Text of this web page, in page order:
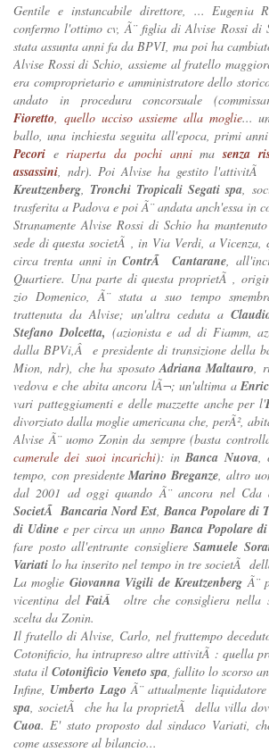
Gentile e instancabile direttore, ... Eugenia
confermo l'ottimo cv, Ã¨ figlia di Alvise Rossi
stata assunta anni fa da BPVI, ma poi ha
Alvise Rossi di Schio, assieme al fratello
era comproprietario e amministratore dello
andato in procedura concorsuale
Fioretto , quello ucciso assieme alla moglie...
ballo , una inchiesta seguita all'epoca, primi
Pecori e riaperta da pochi annimasenza
assassini , ndr). Poi Alvise ha gestito l'attivitÃ
Kreutzenberg Tronchi Tropicali Segati spa ,
trasferita a Padova e poi Ã¨ andata anch'essa in
Stranamente Alvise Rossi di Schio ha
sede di questa societÃ , in Via Verdi, a Vicenza,
circa trenta anni inContrÃ Cantarane ,
Quartiere. Una parte di questa proprietÃ ,
zio Domenico, Ã¨ stata a suo tempo
trattenuta da Alvise; un'altra ceduta a
Stefano Dolcetta, (azionista e ad di Fiamm,
dalla BPVi,Â e presidente di transizione della
Mion, ndr), che ha sposato Adriana Maltauro ,
vedova e che abita ancora lÃ¬; un'ultima a
vari patteggiamenti e delle mazzette anche per l'
divorziato dalla moglie americana che, perÃ²,
Alvise Ã¨ uomo Zonin da sempre (basta
camerale dei suoi incarichi): inBanca Nuova,
tempo, con presidenteMarino Breganze , altro
dal 2001 ad oggi quando Ã¨ ancora nel Cda
SocietÃ Bancaria Nord Est Banca Popolare di
di Udine e per circa un anno Banca Popolare
fare posto all'entrante consigliere Samuele
Variati lo ha inserito nel tempo in tre societÃ
La moglie Giovanna Vigili de Kreutzenberg Ã¨
vicentina del FaiÂ oltre che consigliera nella
scelta da Zonin.
Il fratello di Alvise, Carlo, nel frattempo
Cotonificio, ha intrapreso altre attivitÃ : quella
stata il Cotonificio Veneto spa , fallito lo scorso
Infine, Umberto Lago Ã¨ attualmente
spa , societÃ che ha la proprietÃ della villa
Cuoa. E' stato proposto dal sindaco Variati,
come assessore al bilancio...